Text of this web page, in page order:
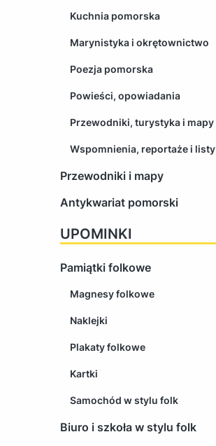
Kuchnia pomorska
Marynistyka i okrętownictwo
Poezja pomorska
Powieści, opowiadania
Przewodniki, turystyka i mapy
Wspomnienia, reportaże i listy
Przewodniki i mapy
Antykwariat pomorski
UPOMINKI
Pamiątki folkowe
Magnesy folkowe
Naklejki
Plakaty folkowe
Kartki
Samochód w stylu folk
Biuro i szkoła w stylu folk